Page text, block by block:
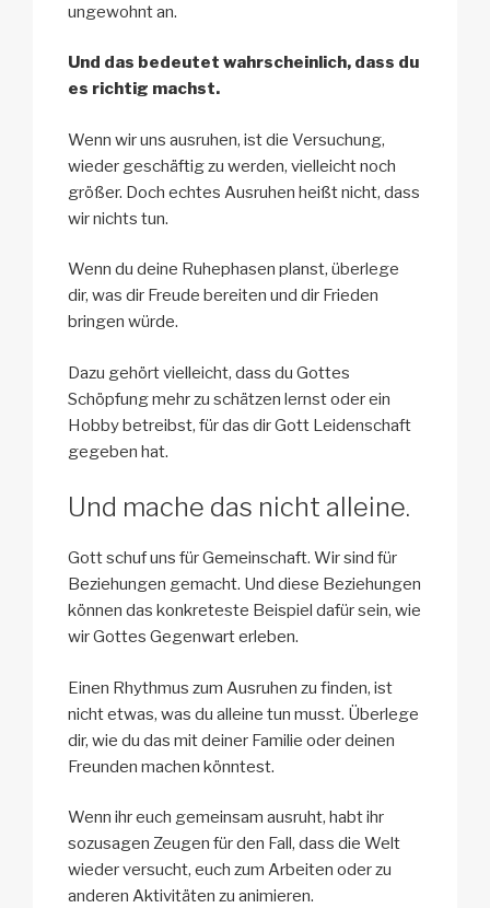
ungewohnt an.
Und das bedeutet wahrscheinlich, dass du
es richtig machst.
Wenn wir uns ausruhen, ist die Versuchung,
wieder geschäftig zu werden, vielleicht noch
größer. Doch echtes Ausruhen heißt nicht, dass
wir nichts tun.
Wenn du deine Ruhephasen planst, überlege
dir, was dir Freude bereiten und dir Frieden
bringen würde.
Dazu gehört vielleicht, dass du Gottes
Schöpfung mehr zu schätzen lernst oder ein
Hobby betreibst, für das dir Gott Leidenschaft
gegeben hat.
Und mache das nicht alleine.
Gott schuf uns für Gemeinschaft. Wir sind für
Beziehungen gemacht. Und diese Beziehungen
können das konkreteste Beispiel dafür sein, wie
wir Gottes Gegenwart erleben.
Einen Rhythmus zum Ausruhen zu finden, ist
nicht etwas, was du alleine tun musst. Überlege
dir, wie du das mit deiner Familie oder deinen
Freunden machen könntest.
Wenn ihr euch gemeinsam ausruht, habt ihr
sozusagen Zeugen für den Fall, dass die Welt
wieder versucht, euch zum Arbeiten oder zu
anderen Aktivitäten zu animieren.